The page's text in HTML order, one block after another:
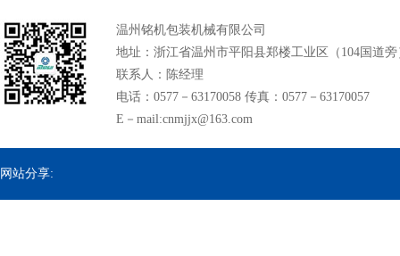
温州铭机包装机械有限公司
地址：浙江省温州市平阳县郑楼工业区（104国道旁
联系人：陈经理
电话：0577－63170058 传真：0577－63170057
E－mail:cnmjjx@163.com
网站分享: